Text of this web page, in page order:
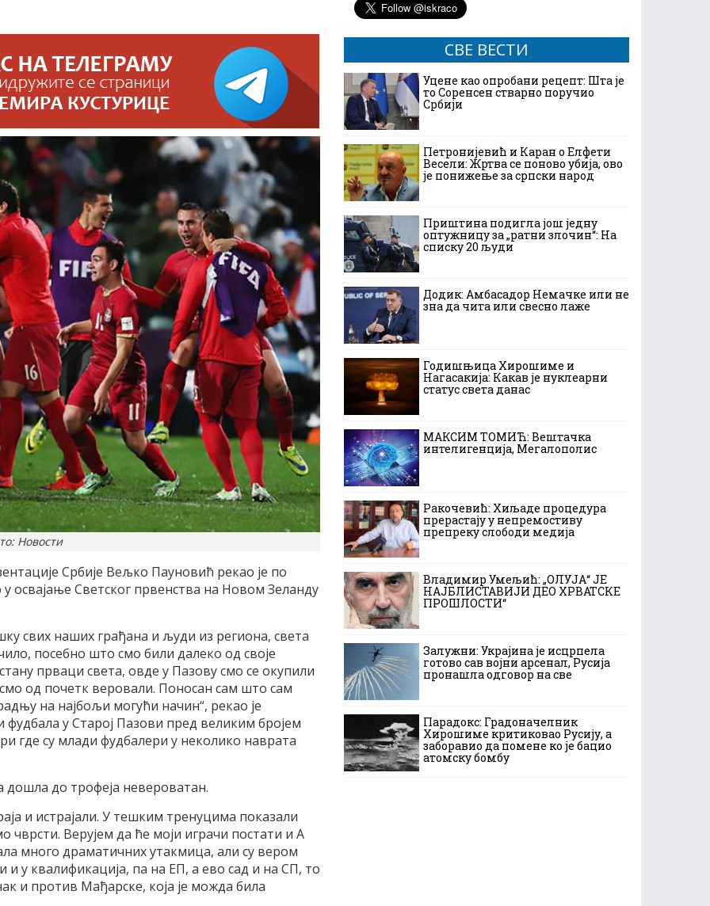
Новости
Србије Вељко Пауновић рекао је по
освајање Светског првенства на Новом Зеланду
свих наших грађана и људи из региона, света
посебно што смо били далеко од своје
прваци света, овде у Пазову смо се окупили
од почетк веровали. Поносан сам што сам
на најбољи могући начин“, рекао је
у Старој Пазови пред великим бројем
где су млади фудбалери у неколико наврата
дошла до трофеја невероватан.
и истрајали. У тешким тренуцима показали
Верујем да ће моји играчи постати и А
много драматичних утакмица, али су вером
и у квалификација, па на ЕП, а ево сад и на СП, то
и против Мађарске, која је можда била
СВЕ ВЕСТИ
Уцене као опробани рецепт: Шта је
то Соренсен стварно поручио
Србији
Петронијевић и Каран о Елфети
Весели: Жртва се поново убија, ово
је понижење за српски народ
Приштина подигла још једну
оптужницу за „ратни злочин“: На
списку 20 људи
Додик: Амбасадор Немачке или не
зна да чита или свесно лаже
Годишњица Хирошиме и
Нагасакија: Какав је нуклеарни
статус света данас
МАКСИМ ТОМИЋ: Вештачка
интелигенција, Мегалополис
Ракочевић: Хиљаде процедура
прерастају у непремостиву
препреку слободи медија
Владимир Умељић: „ОЛУЈА“ ЈЕ
НАЈБЛИСТАВИЈИ ДЕО ХРВАТСКЕ
ПРОШЛОСТИ“
Залужни: Украјина је исцрпела
готово сав војни арсенал, Русија
пронашла одговор на све
Парадокс: Градоначелник
Хирошиме критиковао Русију, а
заборавио да помене ко је бацио
атомску бомбу